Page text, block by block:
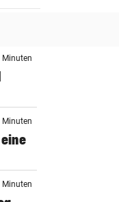
Minuten
Minuten
Minuten